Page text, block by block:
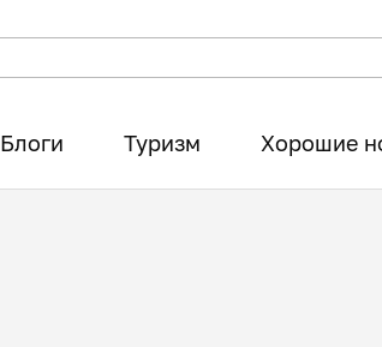
Блоги Туризм Хорошие